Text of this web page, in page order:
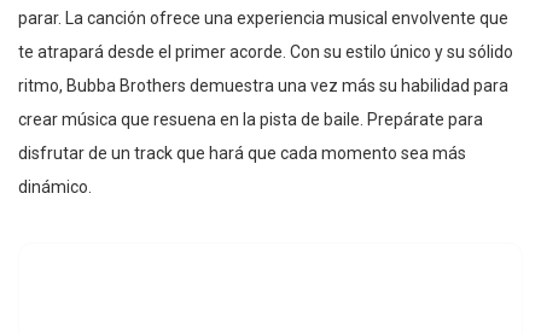
parar. La canción ofrece una experiencia musical envolvente que
te atrapará desde el primer acorde. Con su estilo único y su sólido
ritmo, Bubba Brothers demuestra una vez más su habilidad para
crear música que resuena en la pista de baile. Prepárate para
disfrutar de un track que hará que cada momento sea más
dinámico.